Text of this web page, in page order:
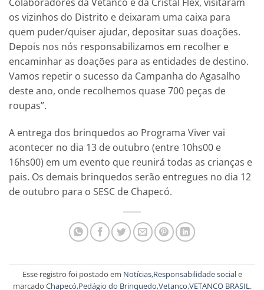
os vizinhos do Distrito e deixaram uma caixa para
quem puder/quiser ajudar, depositar suas doações.
Depois nos nós responsabilizamos em recolher e
encaminhar as doações para as entidades de destino.
Vamos repetir o sucesso da Campanha do Agasalho
deste ano, onde recolhemos quase 700 peças de
roupas”.
A entrega dos brinquedos ao Programa Viver vai
acontecer no dia 13 de outubro (entre 10hs00 e
16hs00) em um evento que reunirá todas as crianças e
pais. Os demais brinquedos serão entregues no dia 12
de outubro para o SESC de Chapecó.
Esse registro foi postado em Notícias,Responsabilidade sociale
marcado Chapecó,Pedágio do Brinquedo,Vetanco,VETANCO BRASIL.